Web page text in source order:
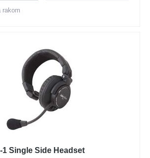
rakom
1 Single Side Headset